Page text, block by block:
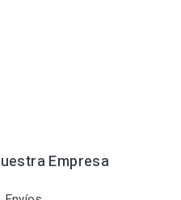
Empresa